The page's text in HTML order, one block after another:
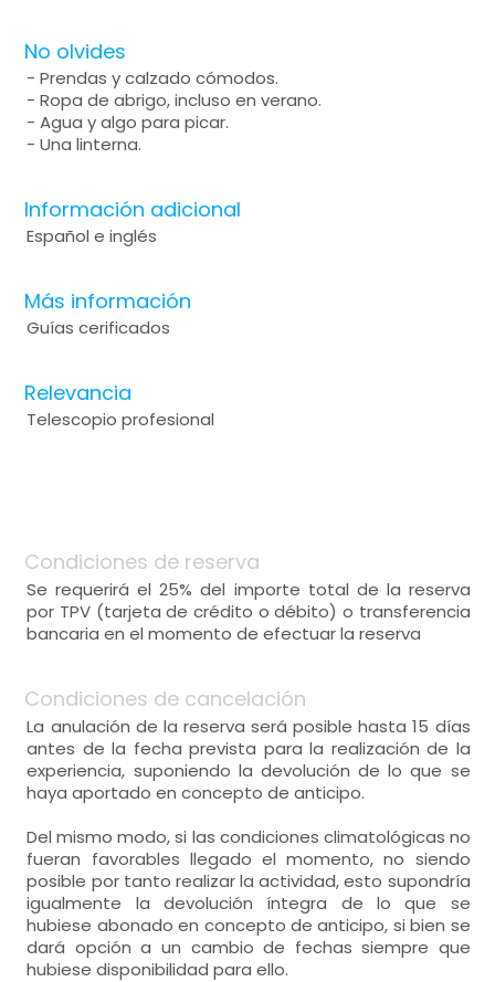
No olvides
- Prendas y calzado cómodos.
- Ropa de abrigo, incluso en verano.
- Agua y algo para picar.
- Una linterna.
Información adicional
Español e inglés
Más información
Guías cerificados
Relevancia
Telescopio profesional
Condiciones de reserva
Se requerirá el 25% del importe total de la reserva
por TPV (tarjeta de crédito o débito) o transferencia
bancaria en el momento de efectuar la reserva
Condiciones de cancelación
La anulación de la reserva será posible hasta 15 días
antes de la fecha prevista para la realización de la
experiencia, suponiendo la devolución de lo que se
haya aportado en concepto de anticipo.
Del mismo modo, si las condiciones climatológicas no
fueran favorables llegado el momento, no siendo
posible por tanto realizar la actividad, esto supondría
igualmente la devolución íntegra de lo que se
hubiese abonado en concepto de anticipo, si bien se
dará opción a un cambio de fechas siempre que
hubiese disponibilidad para ello.